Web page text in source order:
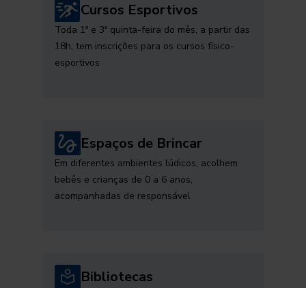
Cursos Esportivos
Toda 1ª e 3ª quinta-feira do mês, a partir das
18h, tem inscrições para os cursos físico-
esportivos
Espaços de Brincar
Em diferentes ambientes lúdicos, acolhem
bebês e crianças de 0 a 6 anos,
acompanhadas de responsável
Bibliotecas